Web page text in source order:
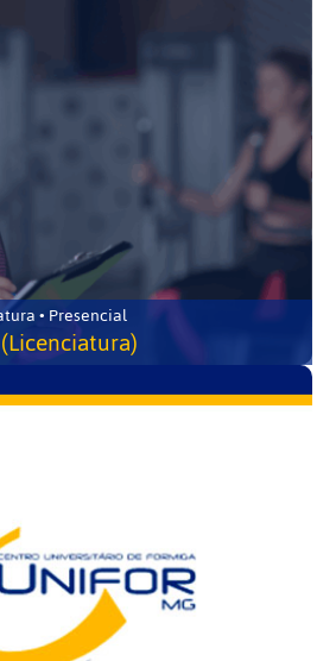
• Presencial